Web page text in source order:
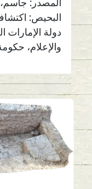
البحيص:
والإعلام،